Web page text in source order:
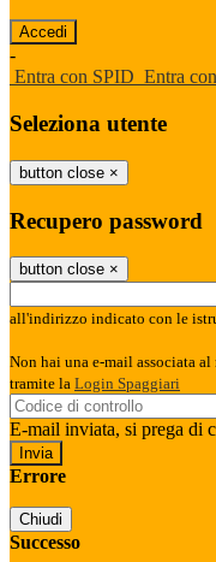
-
Entra con SPID Entra
Seleziona utente
button close ×
Recupero password
button close ×
all'indirizzo indicato con le
Non hai una e-mail associata
tramite la Login Spaggiari
E-mail inviata, si prega di
Errore
Chiudi
Successo